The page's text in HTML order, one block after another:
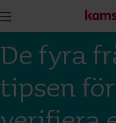
De fyra
tipsen